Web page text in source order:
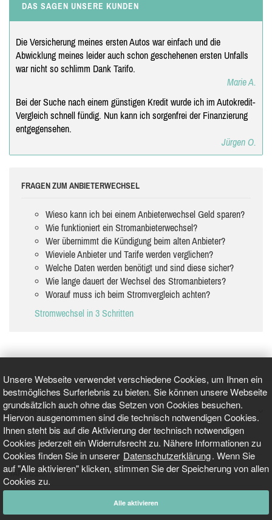
Unsere Webseite verwendet verschiedene Cookies, um Ihnen ein
bestmögliches Surferlebnis zu bieten. Sie können unsere Webseite
grundsätzlich auch ohne das Setzen von Cookies besuchen.
Hiervon ausgenommen sind die technisch notwendigen Cookies.
Ihnen steht bis auf die Aktivierung der technisch notwendigen
Cookies jederzeit ein Widerrufsrecht zu. Nähere Informationen zu
Cookies finden Sie in unserer Datenschutzerklärung. Wenn Sie
auf "Alle aktivieren" klicken, stimmen Sie der Speicherung von allen
Cookies zu.
Alle aktivieren
DAS SAGEN UNSERE KUNDEN
Die Versicherung meines ersten Autos war einfach und die
Abwicklung meines leider auch schon geschehenen ersten Unfalls
war nicht so schlimm Dank Tarifo.
Marie A.
Bei der Suche nach einem günstigen Kredit wurde ich im Autokredit-
Vergleich schnell fündig. Nun kann ich sorgenfrei der Finanzierung
entgegensehen.
Jürgen O.
FRAGEN ZUM ANBIETERWECHSEL
Wieso kann ich bei einem Anbieterwechsel Geld sparen?
Wie funktioniert ein Stromanbieterwechsel?
Wer übernimmt die Kündigung beim alten Anbieter?
Wieviele Anbieter und Tarife werden verglichen?
Welche Daten werden benötigt und sind diese sicher?
Wie lange dauert der Wechsel des Stromanbieters?
Worauf muss ich beim Stromvergleich achten?
Stromwechsel in 3 Schritten
GEPRÜFT UND ZERTIFIZIERT
AKTUELLE NACHRICHTEN
TARIFO.DE